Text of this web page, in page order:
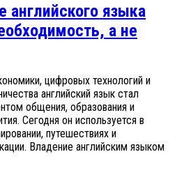
английского языка
а не
цифровых технологий и
английский язык стал
общения, образования и
Сегодня он используется в
путешествиях и
Владение английским языком